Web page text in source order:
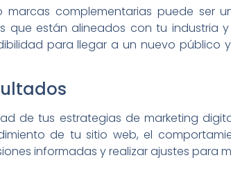
complementarias puede ser
que están alineados con tu industria
para llegar a un nuevo público
de tus estrategias de marketing
de tu sitio web, el
informadas y realizar ajustes para